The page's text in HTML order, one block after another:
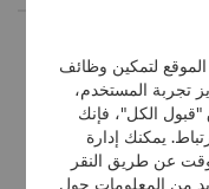
لتمكين وظائف
تجربة المستخدم،
"قبول الكل"، فإنك
يمكنك إدارة
عن طريق النقر
من المعلومات حول